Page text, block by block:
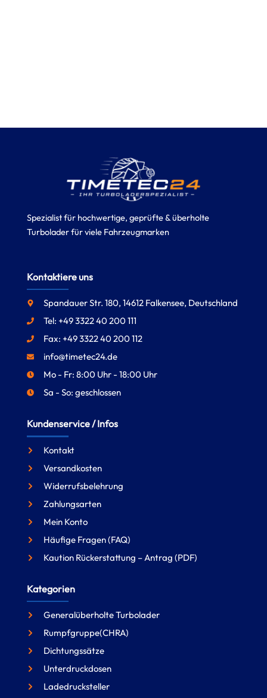
Spezialist für hochwertige, geprüfte & überholte
Turbolader für viele Fahrzeugmarken
Kontaktiere uns
Spandauer Str. 180, 14612 Falkensee, Deutschland
Tel: +49 3322 40 200 111
Fax: +49 3322 40 200 112
info@timetec24.de
Mo - Fr: 8:00 Uhr - 18:00 Uhr
Sa - So: geschlossen
Kundenservice / Infos
Kontakt
Versandkosten
Widerrufsbelehrung
Zahlungsarten
Mein Konto
Häufige Fragen (FAQ)
Kaution Rückerstattung – Antrag (PDF)
Kategorien
Generalüberholte Turbolader
Rumpfgruppe(CHRA)
Dichtungssätze
Unterdruckdosen
Ladedrucksteller